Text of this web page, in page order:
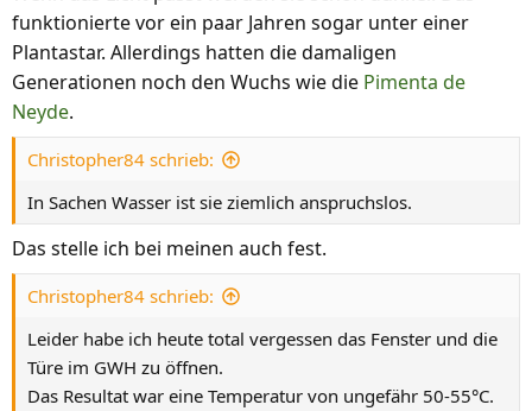
funktionierte vor ein paar Jahren sogar unter einer
Plantastar. Allerdings hatten die damaligen
Generationen noch den Wuchs wie die Pimenta de
Neyde.
Christopher84 schrieb:
In Sachen Wasser ist sie ziemlich anspruchslos.
Das stelle ich bei meinen auch fest.
Christopher84 schrieb:
Leider habe ich heute total vergessen das Fenster und die
Türe im GWH zu öffnen.
Das Resultat war eine Temperatur von ungefähr 50-55°C.